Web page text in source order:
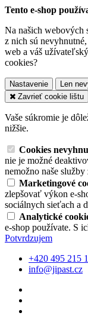
Tento e-shop
Na našich webových
z nich sú
web a váš
cookies?
Nastavenie Len
Zavrieť cookie lištu
Vaše súkromie je
nižšie.
Cookies
nie je možné
nemožno naše
Marketingové
zlepšovať výkon e-
sociálnych sieťach a
Analytické
e-shop používate. S
Potvrdzujem
+420 495 215
info@jipast.cz